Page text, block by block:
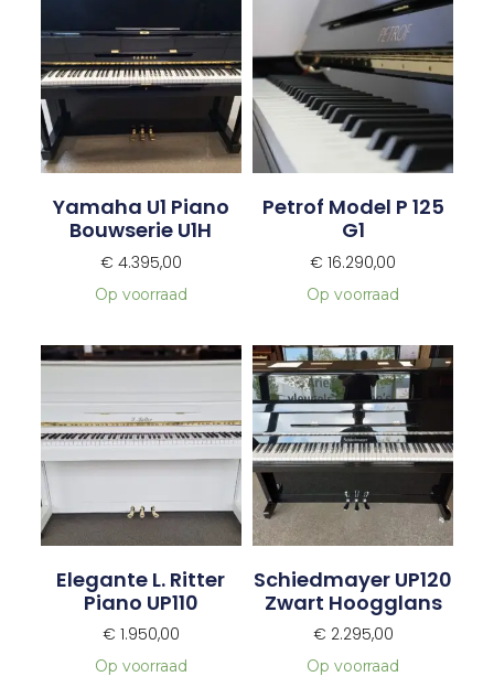
Yamaha U1 Piano
Bouwserie U1H
€ 4.395,00
Op voorraad
Petrof Model P 125
G1
€ 16.290,00
Op voorraad
Elegante L. Ritter
Piano UP110
€ 1.950,00
Op voorraad
Schiedmayer UP120
Zwart Hoogglans
€ 2.295,00
Op voorraad